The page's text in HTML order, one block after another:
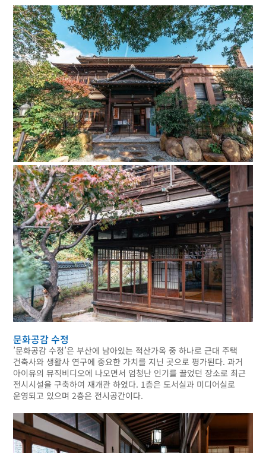
문화공감 수정
’문화공감 수정’은 부산에 남아있는 적산가옥 중 하나로 근대 주택
건축사와 생활사 연구에 중요한 가치를 지닌 곳으로 평가된다. 과거
아이유의 뮤직비디오에 나오면서 엄청난 인기를 끌었던 장소로 최근
전시시설을 구축하여 재개관 하였다. 1층은 도서실과 미디어실로
운영되고 있으며 2층은 전시공간이다.